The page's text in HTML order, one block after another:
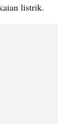
listrik.